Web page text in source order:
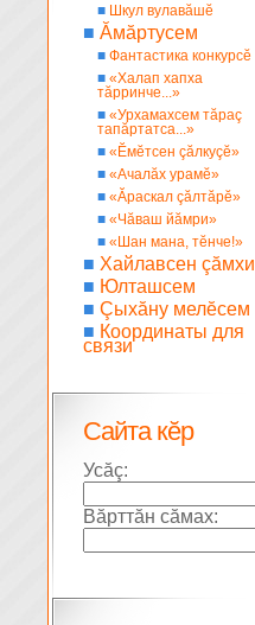
■ Шкул вулавăшĕ
■ Ăмăртусем
■ Фантастика конкурсĕ
■ «Халап хапха
тăрринче...»
■ «Урхамахсем тăраç
тапăртатса...»
■ «Ĕмĕтсен çăлкуçĕ»
■ «Ачалăх урамĕ»
■ «Ăраскал çăлтăрĕ»
■ «Чăваш йăмри»
■ «Шан мана, тĕнче!»
■ Хайлавсен çăмхи
■ Юлташсем
■ Çыхăну мелĕсем
■ Координаты для
связи
Сайта кĕр
Усăç:
Вăрттăн сăмах: